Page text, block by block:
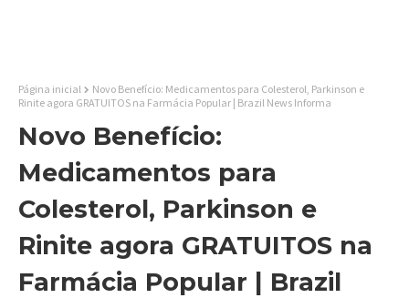
Página inicial
Novo Benefício: Medicamentos para Colesterol, Parkinson e
Rinite agora GRATUITOS na Farmácia Popular | Brazil News Informa
Novo Benefício:
Medicamentos para
Colesterol, Parkinson e
Rinite agora GRATUITOS na
Farmácia Popular | Brazil